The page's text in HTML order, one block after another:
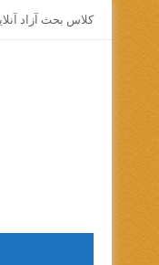
Skip
کلاس بحث آزاد